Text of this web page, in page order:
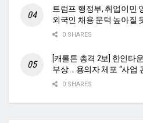
트럼프 행정부, 취업이민
외국인 채용 문턱 높아질
0 SHARES
[캐롤튼 총격 2보] 한인타
부상 … 용의자 체포 “사업
0 SHARES